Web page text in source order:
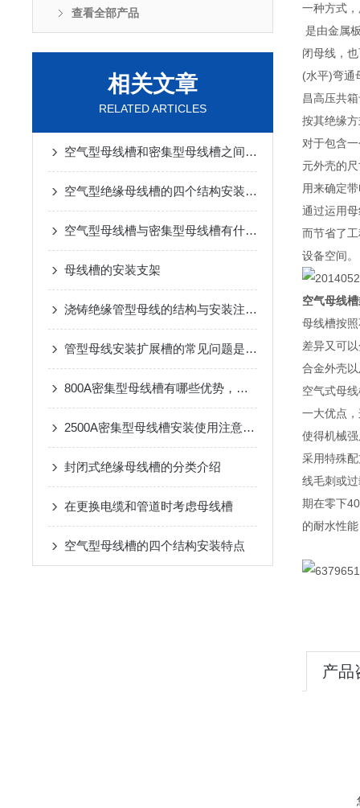
查看全部产品
相关文章
RELATED ARTICLES
空气型母线槽和密集型母线槽之间有什么区别
空气型绝缘母线槽的四个结构安装特点
空气型母线槽与密集型母线槽有什么区别？
母线槽的安装支架
浇铸绝缘管型母线的结构与安装注意事项说明
管型母线安装扩展槽的常见问题是啥？
800A密集型母线槽有哪些优势，怎么选择呢？
2500A密集型母线槽安装使用注意防水
封闭式绝缘母线槽的分类介绍
在更换电缆和管道时考虑母线槽
空气型母线槽的四个结构安装特点
一种方式
是由金属
闭母线，
(水平)弯通
昌高压共
按其绝缘
对于包含
元外壳的
用来确定
通过运用
而节省了
设备空间。
空气母线
母线槽按
差异又可
合金外壳
空气式母
一大优点
使得机械
采用特殊
线毛刺或
期在零下
的耐水性
产品